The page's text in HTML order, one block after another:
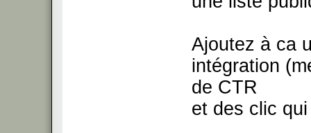
Ajoutez à ca
intégration
de CTR
et des clic